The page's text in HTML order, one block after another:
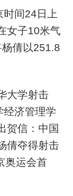
间24日上
女子10米气
杨倩以251.8
大学射击
经济管理学
贺信：中国
倩夺得射击
奥运会首